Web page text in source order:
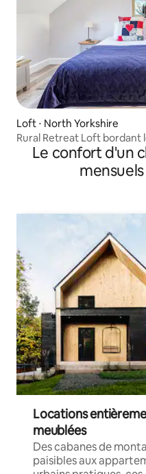
Loft ⋅ North Yorkshire
Rural Retreat Loft bordant
Le confort d'un
Locations
meublées
Des cabanes de
paisibles aux